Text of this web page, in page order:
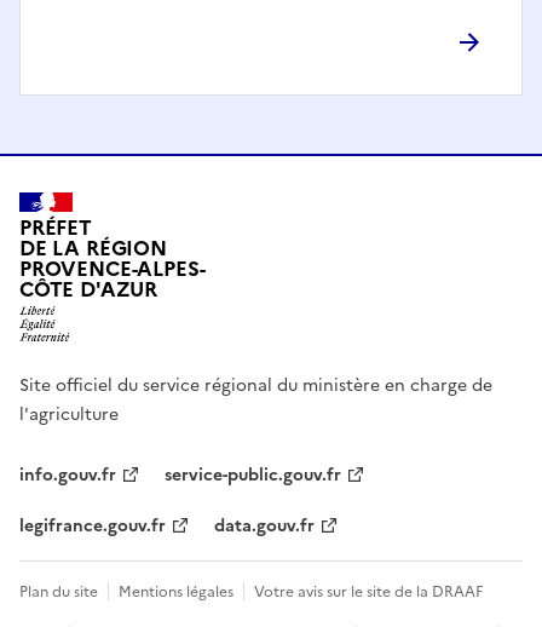
PRÉFET
DE LA RÉGION
PROVENCE-ALPES-
CÔTE D'AZUR
Site officiel du service régional du ministère en charge de
l'agriculture
info.gouv.fr
service-public.gouv.fr
legifrance.gouv.fr
data.gouv.fr
Plan du site Mentions légales
Votre avis sur le site de la DRAAF